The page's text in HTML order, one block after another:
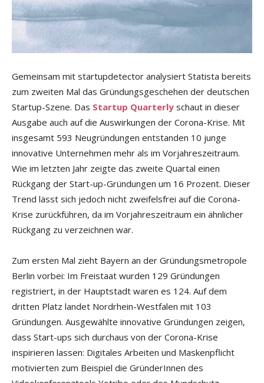
Gemeinsam mit startupdetector analysiert Statista bereits
zum zweiten Mal das Gründungsgeschehen der deutschen
Startup-Szene. Das Startup Quarterly schaut in dieser
Ausgabe auch auf die Auswirkungen der Corona-Krise. Mit
insgesamt 593 Neugründungen entstanden 10 junge
innovative Unternehmen mehr als im Vorjahreszeitraum.
Wie im letzten Jahr zeigte das zweite Quartal einen
Rückgang der Start-up-Gründungen um 16 Prozent. Dieser
Trend lässt sich jedoch nicht zweifelsfrei auf die Corona-
Krise zurückführen, da im Vorjahreszeitraum ein ähnlicher
Rückgang zu verzeichnen war.
Zum ersten Mal zieht Bayern an der Gründungsmetropole
Berlin vorbei: Im Freistaat wurden 129 Gründungen
registriert, in der Hauptstadt waren es 124. Auf dem
dritten Platz landet Nordrhein-Westfalen mit 103
Gründungen. Ausgewählte innovative Gründungen zeigen,
dass Start-ups sich durchaus von der Corona-Krise
inspirieren lassen: Digitales Arbeiten und Maskenpflicht
motivierten zum Beispiel die GründerInnen des